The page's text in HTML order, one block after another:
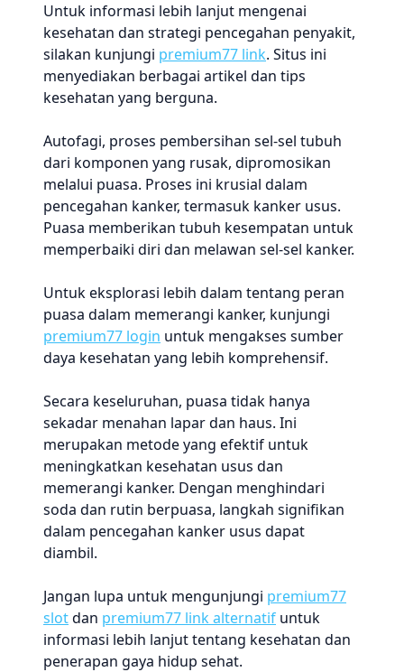
Untuk informasi lebih lanjut mengenai
kesehatan dan strategi pencegahan penyakit,
silakan kunjungi premium77 link. Situs ini
menyediakan berbagai artikel dan tips
kesehatan yang berguna.
Autofagi, proses pembersihan sel-sel tubuh
dari komponen yang rusak, dipromosikan
melalui puasa. Proses ini krusial dalam
pencegahan kanker, termasuk kanker usus.
Puasa memberikan tubuh kesempatan untuk
memperbaiki diri dan melawan sel-sel kanker.
Untuk eksplorasi lebih dalam tentang peran
puasa dalam memerangi kanker, kunjungi
premium77 login untuk mengakses sumber
daya kesehatan yang lebih komprehensif.
Secara keseluruhan, puasa tidak hanya
sekadar menahan lapar dan haus. Ini
merupakan metode yang efektif untuk
meningkatkan kesehatan usus dan
memerangi kanker. Dengan menghindari
soda dan rutin berpuasa, langkah signifikan
dalam pencegahan kanker usus dapat
diambil.
Jangan lupa untuk mengunjungi premium77
slotdan premium77 link alternatif untuk
informasi lebih lanjut tentang kesehatan dan
penerapan gaya hidup sehat.